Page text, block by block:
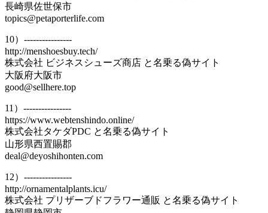
長崎県佐世保市
topics@petaporterlife.com
10）----------------
http://menshoesbuy.tech/
株式会社 ビジネスシューズ商店 と名乗る偽サイト
大阪府大阪市
good@sellhere.top
11）----------------
https://www.webtenshindo.online/
株式会社タケダPDC と名乗る偽サイト
山形県西置賜郡
deal@deyoshihonten.com
12）----------------
http://ornamentalplants.icu/
株式会社 プリザーブドフラワー通販 と名乗る偽サイト